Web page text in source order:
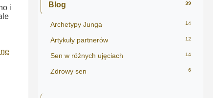
i
Blog 39
Archetypy Junga 14
Artykuły partnerów 12
Sen w różnych ujęciach 14
Zdrowy sen 6